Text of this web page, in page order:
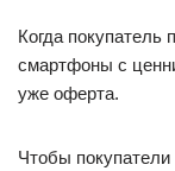
Когда покупатель
смартфоны с
уже оферта.
Чтобы